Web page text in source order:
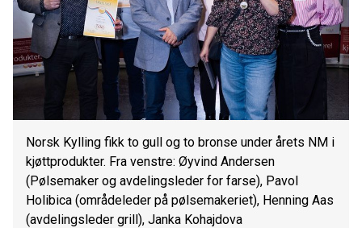
Norsk Kylling fikk to gull og to bronse under årets NM i
kjøttprodukter. Fra venstre: Øyvind Andersen
(Pølsemaker og avdelingsleder for farse), Pavol
Holibica (områdeleder på pølsemakeriet), Henning Aas
(avdelingsleder grill), Janka Kohajdova